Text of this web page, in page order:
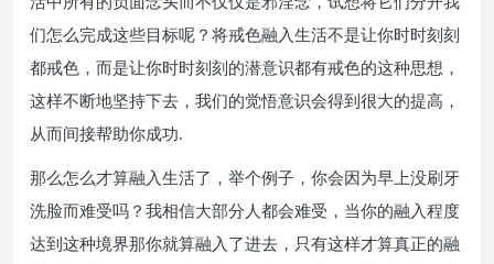
们怎么完成这些目标呢？将戒色融入生活不是让你时时刻刻
都戒色，而是让你时时刻刻的潜意识都有戒色的这种思想，
这样不断地坚持下去，我们的觉悟意识会得到很大的提高，
从而间接帮助你成功.
那么怎么才算融入生活了，举个例子，你会因为早上没刷牙
洗脸而难受吗？我相信大部分人都会难受，当你的融入程度
达到这种境界那你就算融入了进去，只有这样才算真正的融